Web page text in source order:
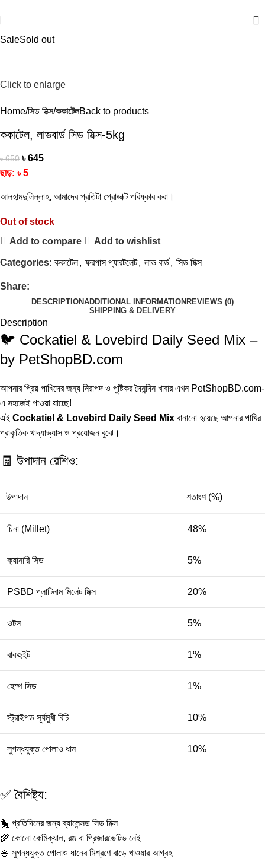
SaleSold out
Click to enlarge
Home সিড মিক্স ককাটেলBack to products
ককাটেল, লাভবার্ড সিড মিক্স-5kg
৳650 ৳645
ছাড়: ৳5
আলহামদুলিল্লাহ, আমাদের প্রতিটা প্রোডাক্ট পরিষ্কার করা।
Out of stock
Add to compare
Add to wishlist
Categories: ককাটেল, ফরপাস প্যারটলেট, লাভ বার্ড, সিড মিক্স
Share:
DESCRIPTIONADDITIONAL INFORMATION REVIEWS (0)
SHIPPING & DELIVERY
Description
🐦 Cockatiel & Lovebird Daily Seed Mix –
by PetShopBD.com
আপনার প্রিয় পাখিদের জন্য নিরাপদ ও পুষ্টিকর দৈনন্দিন খাবার এখন PetShopBD.com-
এ সহজেই পাওয়া যাচ্ছে!
এই Cockatiel & Lovebird Daily Seed Mix বানানো হয়েছে আপনার পাখির
প্রাকৃতিক খাদ্যাভ্যাস ও প্রয়োজন বুঝে।
🧾 উপাদান রেশিও:
উপাদান শতাংশ (%)
চিনা (Millet) 48%
ক্যানারি সিড 5%
PSBD প্লাটিনাম মিলেট মিক্স 20%
ওটস 5%
বাকহুইট 1%
হেম্প সিড 1%
স্ট্রাইপড সূর্যমুখী বিচি 10%
সুগন্ধযুক্ত পোলাও ধান 10%
✅ বৈশিষ্ট্য:
🐤 প্রতিদিনের জন্য ব্যালেন্সড সিড মিক্স
🌾 কোনো কেমিক্যাল, রঙ বা প্রিজারভেটিভ নেই
🍚 সুগন্ধযুক্ত পোলাও ধানের মিশ্রণে বাড়ে খাওয়ার আগ্রহ